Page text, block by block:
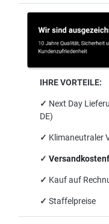
IHRE VORTEILE:
✓ Next Day
DE)
✓ Klimaneutraler
✓
✓ Kauf auf
✓ Staffelpreise